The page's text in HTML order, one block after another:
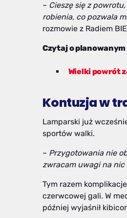
– Cieszę się z
robienia, co pozwala
rozmowie z Radiem
Czytaj o
Wielki powrót
Kontuzja w
Lamparski już
sportów walki.
– Przygotowania nie
zwracam uwagi na nic
Tym razem
czerwcowej gali. W
później wyjaśnił